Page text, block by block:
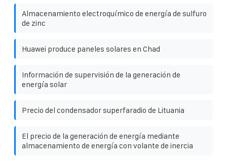
Almacenamiento electroquímico de energía de sulfuro
de zinc
Huawei produce paneles solares en Chad
Información de supervisión de la generación de
energía solar
Precio del condensador superfaradio de Lituania
El precio de la generación de energía mediante
almacenamiento de energía con volante de inercia